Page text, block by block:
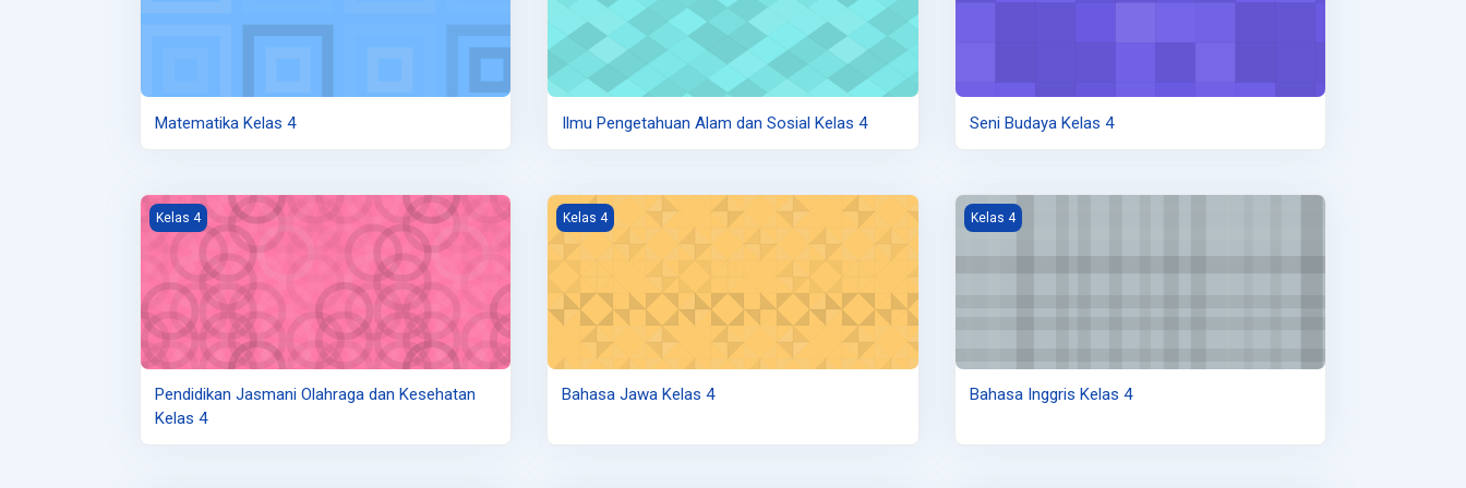
Matematika Kelas 4 Ilmu Pengetahuan Alam dan Sosial Kelas 4 Seni Budaya Kelas 4
Gambar kursus Pendidikan Jasmani Olahraga dan Kesehatan Kelas 4
Kelas 4
Pendidikan Jasmani Olahraga dan Kesehatan
Kelas 4
Gambar kursus Bahasa Jawa Kelas 4
Kelas 4
Bahasa Jawa Kelas 4
Gambar kursus Bahasa Inggris Kelas 4
Kelas 4
Bahasa Inggris Kelas 4